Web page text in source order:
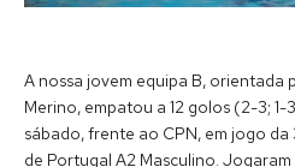
A nossa jovem equipa B, orientada
Merino, empatou a 12 golos (2-3; 1-
sábado, frente ao CPN, em jogo
de Portugal A2 Masculino.